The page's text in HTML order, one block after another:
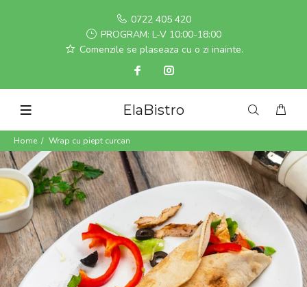
0722 405 420
PROGRAM: L-V 10:00-18:00
Comenzile se plaseaza cu o zi inainte.
ElaBistro
Home Wrap cu piept curcan